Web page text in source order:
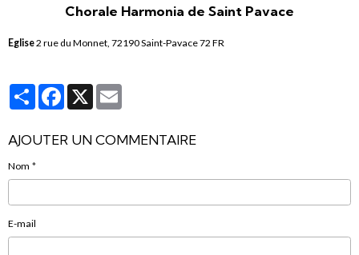
Chorale Harmonia de Saint Pavace
Eglise2 rue du Monnet, 72190 Saint-Pavace 72 FR
PartagerFacebook
X
AJOUTER UN COMMENTAIRE
Nom
E-mail